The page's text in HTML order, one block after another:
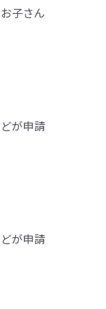
子さん
が申請
が申請